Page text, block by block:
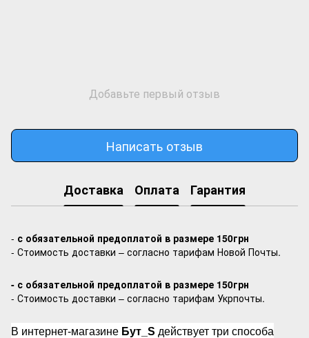
Добавьте первый отзыв
Написать отзыв
Доставка Оплата Гарантия
- с обязательной предоплатой в размере 150грн
- Стоимость доставки – согласно тарифам Новой Почты.
- с обязательной предоплатой в размере 150грн
- Стоимость доставки – согласно тарифам Укрпочты.
В интернет-магазине Бут_S действует три способа